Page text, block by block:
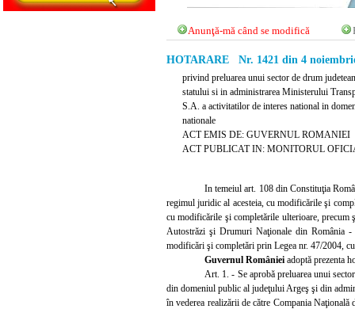
Anunţă-mă când se modifică
HOTARARE Nr. 1421 din 4
privind preluarea unui sector de drum
statului si in administrarea Ministerului
S.A. a activitatilor de interes national in
nationale
ACT EMIS DE: GUVERNUL ROMANIEI
ACT PUBLICAT IN: MONITORUL
In temeiul art. 108 din Constituţia
regimul juridic al acesteia, cu modificările şi
cu modificările şi completările ulterioare,
Autostrăzi şi Drumuri Naţionale din România
modificări şi completări prin Legea nr. 47/2004,
Guvernul României adoptă prezenta
Art. 1. - Se aprobă preluarea unui
din domeniul public al judeţului Argeş şi din
în vederea realizării de către Compania